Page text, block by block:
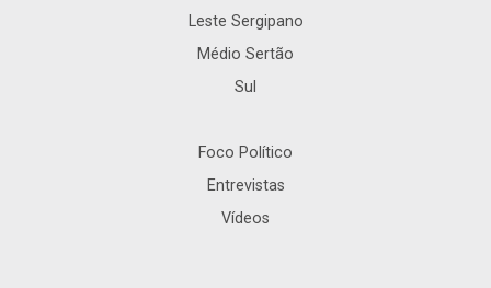
Leste Sergipano
Médio Sertão
Sul
Foco Político
Entrevistas
Vídeos